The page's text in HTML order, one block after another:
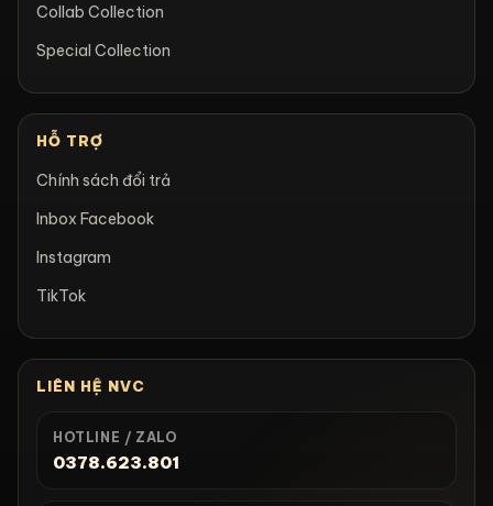
Collab Collection
Special Collection
HỖ TRỢ
Chính sách đổi trả
Inbox Facebook
Instagram
TikTok
LIÊN HỆ NVC
HOTLINE / ZALO
0378.623.801